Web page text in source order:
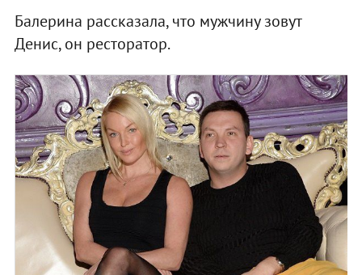
Балерина рассказала, что мужчину зовут
Денис, он ресторатор.